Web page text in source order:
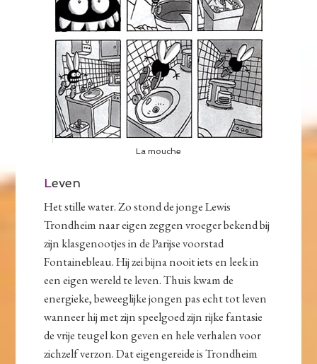
La mouche
Leven
Het stille water. Zo stond de jonge Lewis
Trondheim naar eigen zeggen vroeger bekend bij
zijn klasgenootjes in de Parijse voorstad
Fontainebleau. Hij zei bijna nooit iets en leek in
een eigen wereld te leven. Thuis kwam de
energieke, beweeglijke jongen pas echt tot leven
wanneer hij met zijn speelgoed zijn rijke fantasie
de vrije teugel kon geven en hele verhalen voor
zichzelf verzon. Dat eigengereide is Trondheim